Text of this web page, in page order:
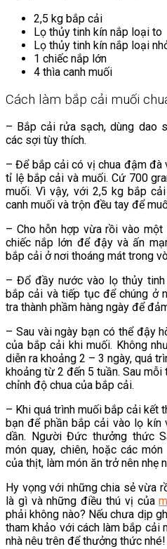
2,5 kg bắp cải
Lọ thủy tinh kín nắp loại to
Lọ thủy tinh kín nắp loại
1 chiếc nắp lớn
4 thìa canh muối
Cách làm bắp cải muối
– Bắp cải rửa sạch, dùng dao
các sợi tùy thích.
– Để bắp cải có vị chua đậm đà
tỉ lệ bắp cải và muối. Cứ 700
muối. Vì vậy, với 2,5 kg bắp
canh muối và trộn đều tay để
– Cho hỗn hợp vừa rồi vào
chiếc nắp lớn để đậy và ấn
bắp cải ở nơi thoáng mát trong
– Đổ đầy nước vào lọ thủy
bắp cải và tiếp tục để chúng ở
tra thành phầm hàng ngày để
– Sau vài ngày bạn có thể đậy
của bắp cải khi muối. Không
diễn ra khoảng 2 – 3 ngày, quá
khoảng từ 2 đến 5 tuần. Sau
chỉnh độ chua của bắp cải.
– Khi quá trình muối bắp cải kết
bạn để phần bắp cải vào lọ kín
dần. Người Đức thưởng thức
món quay, chiên, hoặc các
của thịt, làm món ăn trở nên nhẹ
Hy vọng với những chia sẻ vừa
là gì và những điều thú vị của
phải không nào? Nếu chưa dịp
tham khảo với cách làm bắp cải
nhà nêu trên để thưởng thức nhé!